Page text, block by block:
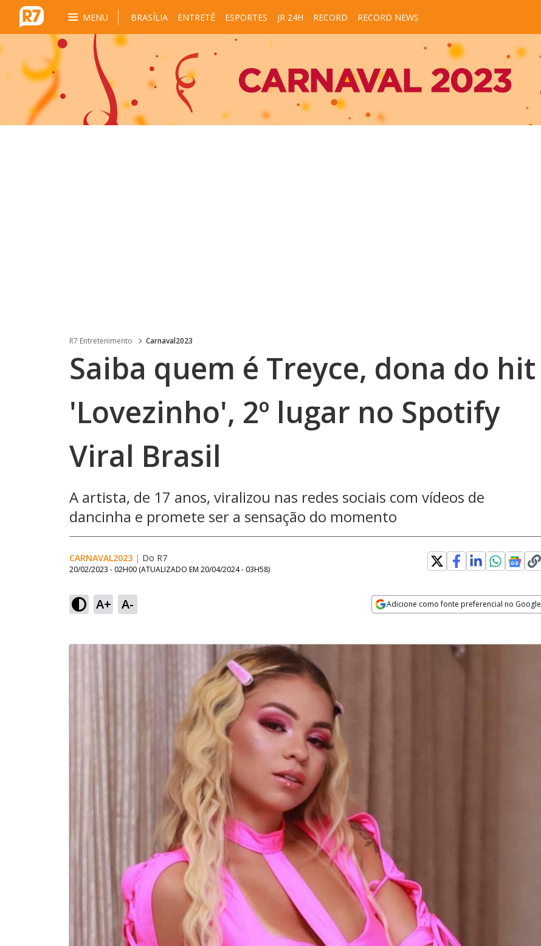
MENU BRASÍLIA ENTRETÊ ESPORTES JR 24H RECORD RECORD NEWS
R7 Entretenimento Carnaval2023
Saiba quem é Treyce, dona do hit
'Lovezinho', 2º lugar no Spotify
Viral Brasil
A artista, de 17 anos, viralizou nas redes sociais com vídeos de
dancinha e promete ser a sensação do momento
CARNAVAL2023 | Do R7
20/02/2023 - 02H00 (ATUALIZADO EM 20/04/2024 - 03H58)
A+ A- Adicione como fonte preferencial no Google